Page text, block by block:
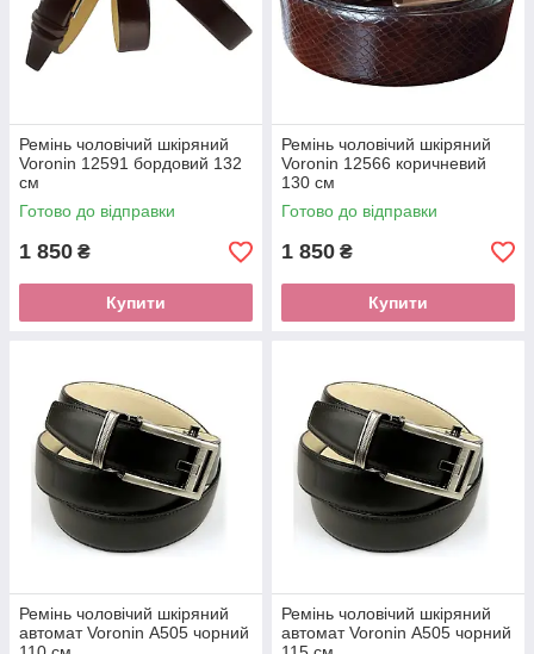
Ремінь чоловічий шкіряний
Voronin 12591 бордовий 132
см
Готово до відправки
1 850 ₴
Купити
Ремінь чоловічий шкіряний
Voronin 12566 коричневий
130 см
Готово до відправки
1 850 ₴
Купити
Ремінь чоловічий шкіряний
автомат Voronin А505 чорний
Ремінь чоловічий шкіряний
автомат Voronin А505 чорний